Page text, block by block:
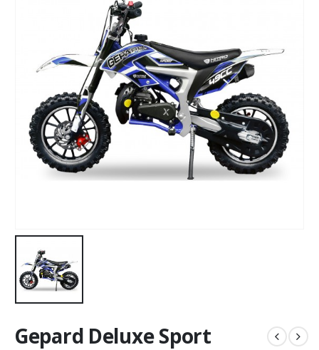
Gepard Deluxe Sport